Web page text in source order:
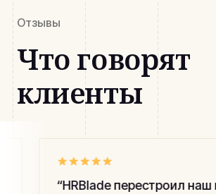
Отзывы
Что говорят
клиенты
HRBlade перестроил наш